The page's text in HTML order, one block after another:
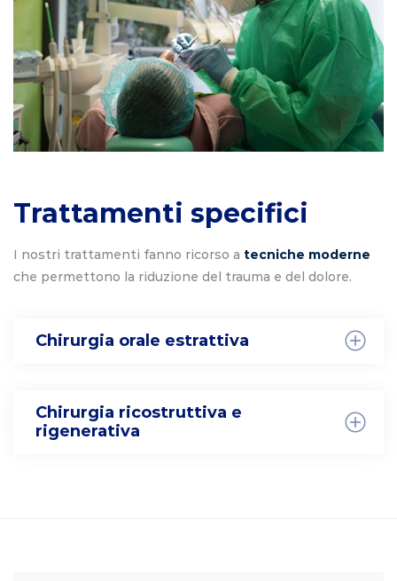
Trattamenti specifici
I nostri trattamenti fanno ricorso a tecniche moderne
che permettono la riduzione del trauma e del dolore.
Chirurgia orale estrattiva
Chirurgia ricostruttiva e
rigenerativa